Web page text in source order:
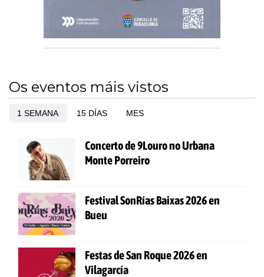
Os eventos máis vistos
1 SEMANA 15 DÍAS MES
Concerto de 9Louro no Urbana
Monte Porreiro
Festival SonRías Baixas 2026 en
Bueu
Festas de San Roque 2026 en
Vilagarcía